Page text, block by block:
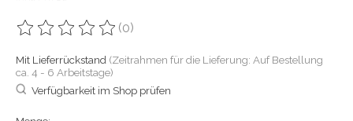
Die Bewertung dieses Produkts ist
(0)
Mit Lieferrückstand (Zeitrahmen für die Lieferung: Auf Bestellung
ca. 4 - 6 Arbeitstage)
Verfügbarkeit im Shop prüfen